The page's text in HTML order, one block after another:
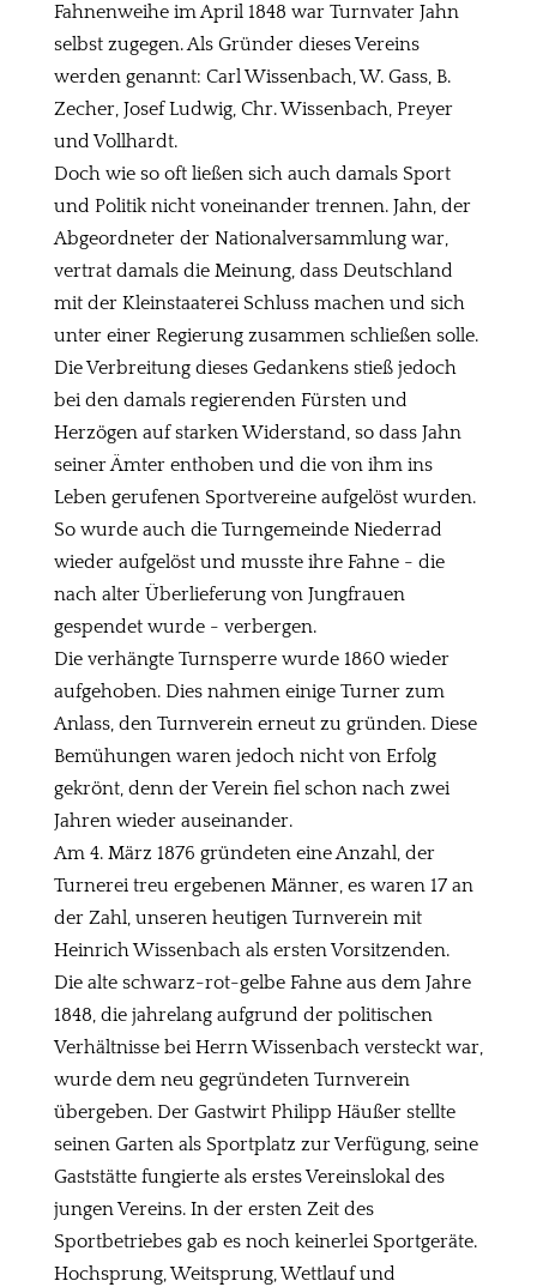
Fahnenweihe im April 1848 war Turnvater Jahn
selbst zugegen. Als Gründer dieses Vereins
werden genannt: Carl Wissenbach, W. Gass, B.
Zecher, Josef Ludwig, Chr. Wissenbach, Preyer
und Vollhardt.
Doch wie so oft ließen sich auch damals Sport
und Politik nicht voneinander trennen. Jahn, der
Abgeordneter der Nationalversammlung war,
vertrat damals die Meinung, dass Deutschland
mit der Kleinstaaterei Schluss machen und sich
unter einer Regierung zusammen schließen solle.
Die Verbreitung dieses Gedankens stieß jedoch
bei den damals regierenden Fürsten und
Herzögen auf starken Widerstand, so dass Jahn
seiner Ämter enthoben und die von ihm ins
Leben gerufenen Sportvereine aufgelöst wurden.
So wurde auch die Turngemeinde Niederrad
wieder aufgelöst und musste ihre Fahne - die
nach alter Überlieferung von Jungfrauen
gespendet wurde - verbergen.
Die verhängte Turnsperre wurde 1860 wieder
aufgehoben. Dies nahmen einige Turner zum
Anlass, den Turnverein erneut zu gründen. Diese
Bemühungen waren jedoch nicht von Erfolg
gekrönt, denn der Verein fiel schon nach zwei
Jahren wieder auseinander.
Am 4. März 1876 gründeten eine Anzahl, der
Turnerei treu ergebenen Männer, es waren 17 an
der Zahl, unseren heutigen Turnverein mit
Heinrich Wissenbach als ersten Vorsitzenden.
Die alte schwarz-rot-gelbe Fahne aus dem Jahre
1848, die jahrelang aufgrund der politischen
Verhältnisse bei Herrn Wissenbach versteckt war,
wurde dem neu gegründeten Turnverein
übergeben. Der Gastwirt Philipp Häußer stellte
seinen Garten als Sportplatz zur Verfügung, seine
Gaststätte fungierte als erstes Vereinslokal des
jungen Vereins. In der ersten Zeit des
Sportbetriebes gab es noch keinerlei Sportgeräte.
Hochsprung, Weitsprung, Wettlauf und